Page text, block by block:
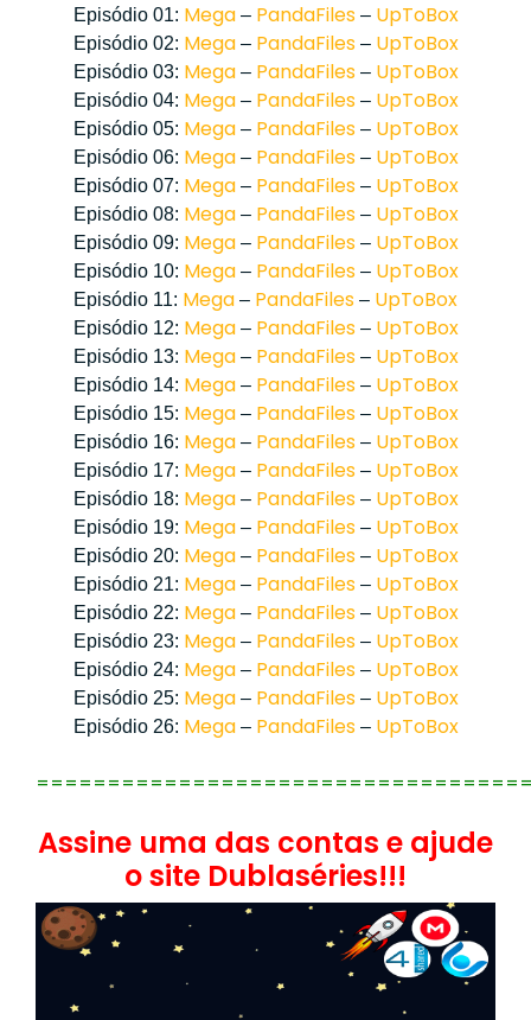
Episódio 01: Mega– PandaFiles– UpToBox
Episódio 02: Mega– PandaFiles– UpToBox
Episódio 03: Mega– PandaFiles– UpToBox
Episódio 04: Mega– PandaFiles– UpToBox
Episódio 05: Mega– PandaFiles– UpToBox
Episódio 06: Mega– PandaFiles– UpToBox
Episódio 07: Mega– PandaFiles– UpToBox
Episódio 08: Mega– PandaFiles– UpToBox
Episódio 09: Mega– PandaFiles– UpToBox
Episódio 10: Mega– PandaFiles– UpToBox
Episódio 11: Mega – PandaFiles – UpToBox
Episódio 12: Mega– PandaFiles– UpToBox
Episódio 13: Mega– PandaFiles– UpToBox
Episódio 14: Mega– PandaFiles– UpToBox
Episódio 15: Mega– PandaFiles– UpToBox
Episódio 16: Mega– PandaFiles– UpToBox
Episódio 17: Mega– PandaFiles– UpToBox
Episódio 18: Mega– PandaFiles– UpToBox
Episódio 19: Mega– PandaFiles– UpToBox
Episódio 20: Mega– PandaFiles– UpToBox
Episódio 21: Mega– PandaFiles– UpToBox
Episódio 22: Mega– PandaFiles– UpToBox
Episódio 23: Mega– PandaFiles– UpToBox
Episódio 24: Mega– PandaFiles– UpToBox
Episódio 25: Mega– PandaFiles– UpToBox
Episódio 26: Mega– PandaFiles– UpToBox
Assine uma das contas e ajude
o site Dublaséries!!!